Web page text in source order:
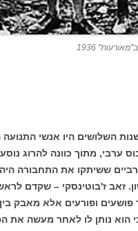
1936
ערבי, מתוך כוונה להרוג
ששיתקו את התחבורה
זאב ז'בוטינסקי – שקדם
ופורעים אלא מאבק
הוא נותן לו לאחר מעשה